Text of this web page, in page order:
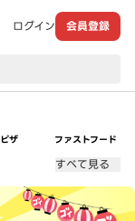
ログイン 会員登録
ピザ ファストフード
すべて見る